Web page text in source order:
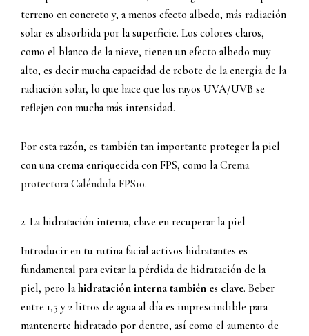
terreno en concreto y, a menos efecto albedo, más radiación
solar es absorbida por la superficie. Los colores claros,
como el blanco de la nieve, tienen un efecto albedo muy
alto, es decir mucha capacidad de rebote de la energía de la
radiación solar, lo que hace que los rayos UVA/UVB se
reflejen con mucha más intensidad.
Por esta razón, es también tan importante proteger la piel
con una crema enriquecida con FPS, como laCrema
protectora Caléndula FPS10.
2. La hidratación interna, clave en recuperar la piel
Introducir en tu rutina facial activos hidratantes es
fundamental para evitar la pérdida de hidratación de la
piel, pero lahidratación interna también es clave. Beber
entre 1,5 y 2 litros de agua al día es imprescindible para
mantenerte hidratado por dentro, así como el aumento de